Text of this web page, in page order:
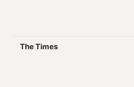
The Times